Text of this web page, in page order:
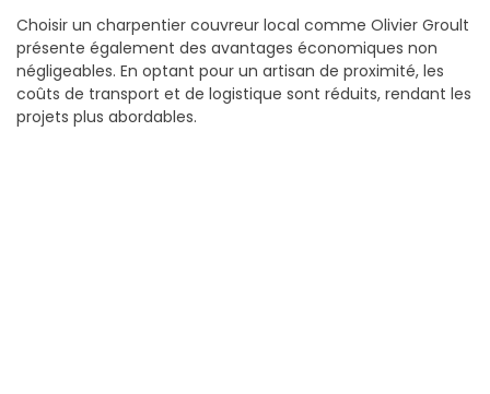
Choisir un charpentier couvreur local comme Olivier Groult
présente également des avantages économiques non
négligeables. En optant pour un artisan de proximité, les
coûts de transport et de logistique sont réduits, rendant les
projets plus abordables.